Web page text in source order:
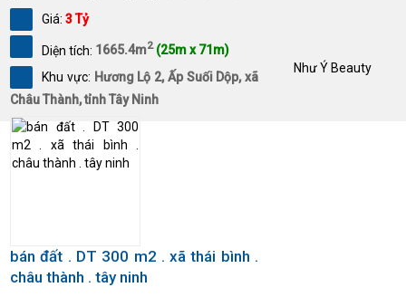
Giá: 3 Tỷ
Diện tích: 1665.4m2 (25m x 71m)
Khu vực: Hương Lộ 2, Ấp Suối Dộp, xã
Châu Thành, tỉnh Tây Ninh
bán đất . DT 300 m2 . xã thái bình .
châu thành . tây ninh
Như Ý Beauty